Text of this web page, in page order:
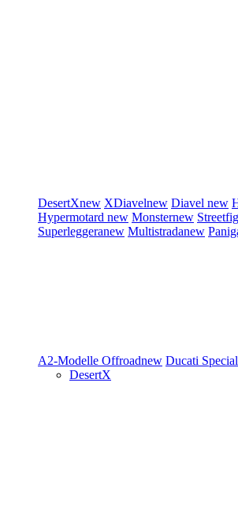
DesertXnew XDiavelnew Diavel new
Hypermotard new Monsternew
Superleggeranew Multistradanew
A2-Modelle Offroadnew Ducati
DesertX